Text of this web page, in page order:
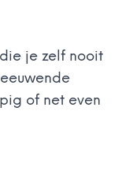
je zelf nooit
of net even